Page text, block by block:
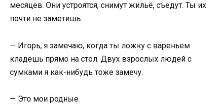
месяцев. Они устроятся, снимут жильё, съедут. Ты их
почти не заметишь.
— Игорь, я замечаю, когда ты ложку с вареньем
кладёшь прямо на стол. Двух взрослых людей с
сумками я как-нибудь тоже замечу.
— Это мои родные.